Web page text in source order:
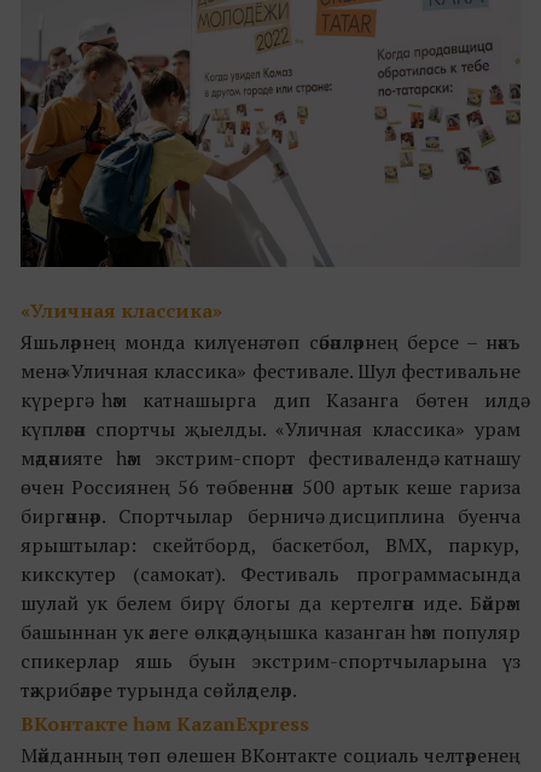
«Уличная классика»
Яшьләрнең монда килүенә төп сәбәпләрнең берсе – нәкъ
менә «Уличная классика» фестивале. Шул фестивальне
күрергә һәм катнашырга дип Казанга бөтен илдә
күпләгән спортчы җыелды. «Уличная классика» урам
мәдәнияте һәм экстрим-спорт фестивалендә катнашу
өчен Россиянең 56 төбәгеннән 500 артык кеше гариза
биргәннәр. Спортчылар берничә дисциплина буенча
ярыштылар: скейтборд, баскетбол, BMX, паркур,
кикскутер (самокат). Фестиваль программасында
шулай ук белем бирү блогы да кертелгән иде. Бәйрәм
башыннан ук әлеге өлкәдә уңышка казанган һәм популяр
спикерлар яшь буын экстрим-спортчыларына үз
тәҗрибәләре турында сөйләделәр.
ВКонтакте һәм KazanExpress
Мәйданның төп өлешен ВКонтакте социаль челтәренең